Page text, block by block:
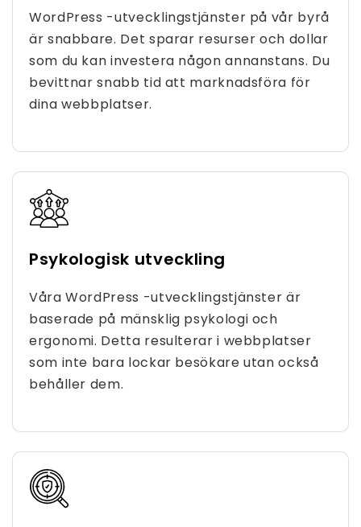
WordPress -utvecklingstjänster på vår byrå
är snabbare. Det sparar resurser och dollar
som du kan investera någon annanstans. Du
bevittnar snabb tid att marknadsföra för
dina webbplatser.
Psykologisk utveckling
Våra WordPress -utvecklingstjänster är
baserade på mänsklig psykologi och
ergonomi. Detta resulterar i webbplatser
som inte bara lockar besökare utan också
behåller dem.